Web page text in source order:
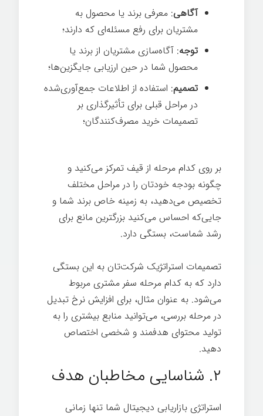
آگاهی: معرفی برند یا محصول به
مشتریان برای رفع مسئله‌ای که دارند؛
توجه: آگاه‌سازی مشتریان از برند یا
محصول شما در حین ارزیابی جایگزین‌ها؛
تصمیم: استفاده از اطلاعات جمع‌آوری‌شده
در مراحل قبلی برای تأثیرگذاری بر
تصمیمات خرید مصرف‌کنندگان؛
بر روی کدام مرحله از قیف تمرکز می‌کنید و
چگونه بودجه خودتان را در مراحل مختلف
تخصیص می‌دهید، به زمینه خاص برند شما و
جایی‌که احساس می‌کنید بزرگترین مانع برای
رشد شماست، بستگی دارد.
تصمیمات استراتژیک شرکت‌تان به این بستگی
دارد که به کدام مرحله سفر مشتری مربوط
می‌شود. به عنوان مثال، برای افزایش نرخ تبدیل
در مرحله بررسی، می‌توانید منابع بیشتری را به
تولید محتوای هدفمند و شخصی اختصاص
دهید.
۲. شناسایی مخاطبان هدف
استراتژی بازاریابی دیجیتال شما تنها زمانی